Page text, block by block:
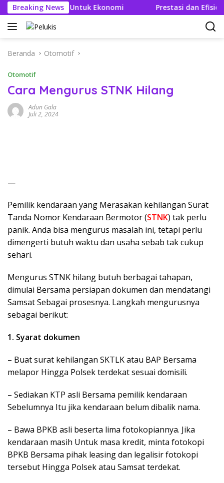
Langsung
ke
konten
Breaking NewsUntuk Ekonomi Prestasi dan Efisien BBM
Beranda Otomotif
Otomotif
Cara Mengurus STNK Hilang
Adun Gala
Juli 2, 2024
—
Pemilik kendaraan yang Merasakan kehilangan Surat
Tanda Nomor Kendaraan Bermotor (STNK) tak perlu
panik. Anda bisa mengurus masalah ini, tetapi perlu
dimengerti butuh waktu dan usaha sebab tak cukup
sehari.
Mengurus STNK hilang butuh berbagai tahapan,
dimulai Bersama persiapan dokumen dan mendatangi
Samsat Sebagai prosesnya. Langkah mengurusnya
sebagai berikut:
1. Syarat dokumen
– Buat surat kehilangan SKTLK atau BAP Bersama
melapor Hingga Polsek terdekat sesuai domisili.
– Sediakan KTP asli Bersama pemilik kendaraan
Sebelumnya Itu jika kendaraan belum dibalik nama.
– Bawa BPKB asli beserta lima fotokopiannya. Jika
kendaraan masih Untuk masa kredit, minta fotokopi
BPKB Bersama pihak leasing dan legalisir fotokopi
tersebut Hingga Polsek atau Samsat terdekat.